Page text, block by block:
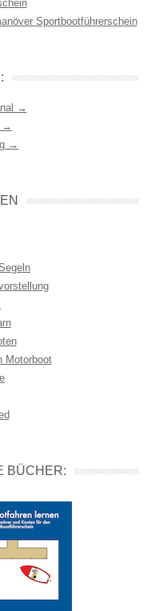
Sportbootführerschein
→
→
→
Motorboot
BÜCHER: